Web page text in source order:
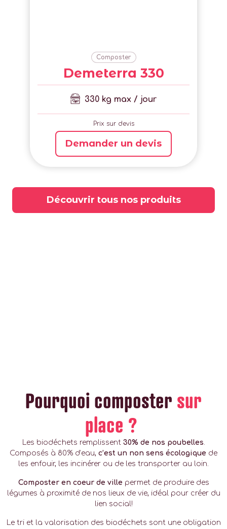
Composter
Demeterra 330
330 kg max / jour
Prix sur devis
Demander un devis
Découvrir tous nos produits
Pourquoi composter sur
place ?
Les biodéchets remplissent 30% de nos poubelles.
Composés à 80% d’eau, c’est un non sens écologique de
les enfouir, les incinérer ou de les transporter au loin.
Composter en coeur de ville permet de produire des
légumes à proximité de nos lieux de vie, idéal pour créer du
lien social!
Le tri et la valorisation des biodéchets sont une obligation